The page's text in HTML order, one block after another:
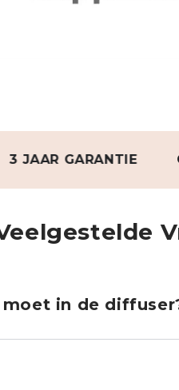
GARANTIE
in de